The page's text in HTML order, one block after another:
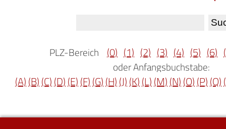
PLZ-Bereich (0) (1) (2) (3) (4) (5) (6)
oder Anfangsbuchstabe:
(A)(B)(C)(D)(E)(F)(G)(H)(J)(K)(L)(M)(N)(O)(P)(Q)